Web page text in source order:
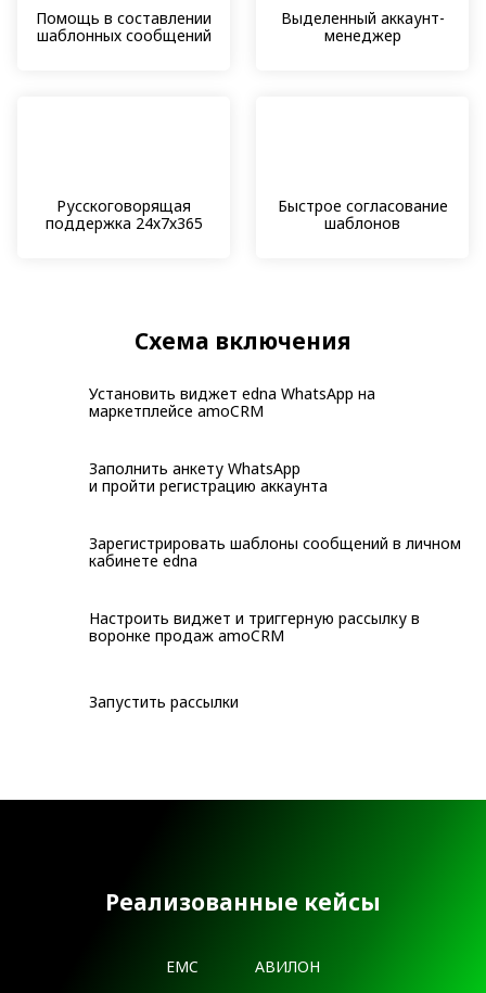
Помощь в составлении
шаблонных сообщений
Выделенный аккаунт-
менеджер
Русскоговорящая
поддержка 24х7х365
Быстрое согласование
шаблонов
Схема включения
Установить виджет edna WhatsApp на
маркетплейсе amoCRM
Заполнить анкету WhatsApp
и пройти регистрацию аккаунта
Зарегистрировать шаблоны сообщений в личном
кабинете edna
Настроить виджет и триггерную рассылку в
воронке продаж amoCRM
Запустить рассылки
Реализованные кейсы
EMC АВИЛОН